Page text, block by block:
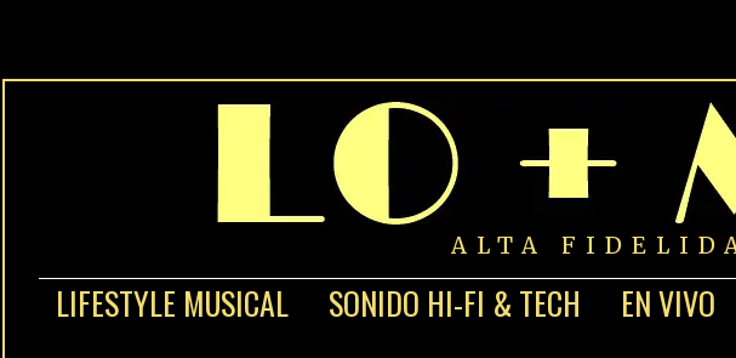
ALTA
LIFESTYLE MUSICAL SONIDO HI-FI & TECH EN VIVO